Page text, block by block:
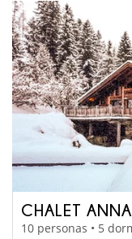
CHALET ANNA
10 personas • 5